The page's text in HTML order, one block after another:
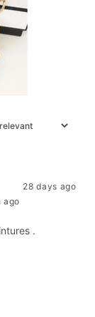
28 days ago
ago
.